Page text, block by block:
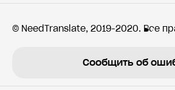
© NeedTranslate, 2019-2020. Все
Сообщить об